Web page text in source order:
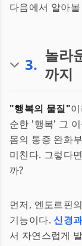
다음에서 알아
3. 놀라
까지
"행복의 물질"
순한 '행복' 그
몸의 통증 완화
미친다. 그렇다
까?
먼저, 엔도르핀
기능이다.신경
서 자연스럽게